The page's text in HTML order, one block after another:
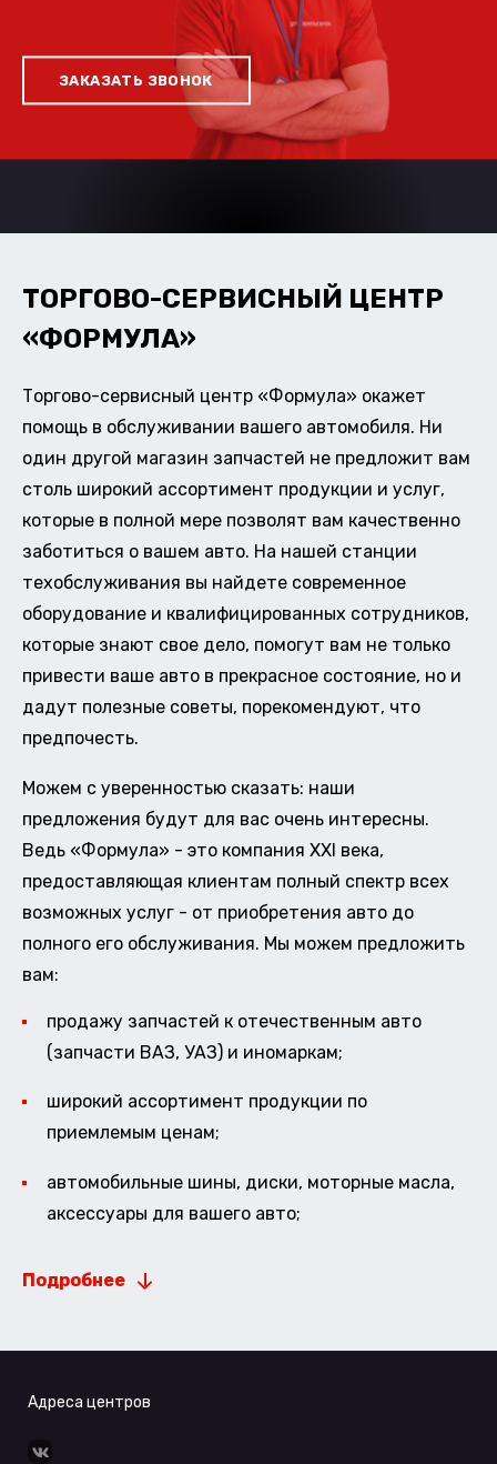
ЗАКАЗАТЬ ЗВОНОК
ТОРГОВО-СЕРВИСНЫЙ ЦЕНТР
«ФОРМУЛА»
Торгово-сервисный центр «Формула» окажет
помощь в обслуживании вашего автомобиля. Ни
один другой магазин запчастей не предложит вам
столь широкий ассортимент продукции и услуг,
которые в полной мере позволят вам качественно
заботиться о вашем авто. На нашей станции
техобслуживания вы найдете современное
оборудование и квалифицированных сотрудников,
которые знают свое дело, помогут вам не только
привести ваше авто в прекрасное состояние, но и
дадут полезные советы, порекомендуют, что
предпочесть.
Можем с уверенностью сказать: наши
предложения будут для вас очень интересны.
Ведь «Формула» - это компания XXI века,
предоставляющая клиентам полный спектр всех
возможных услуг - от приобретения авто до
полного его обслуживания. Мы можем предложить
вам:
продажу запчастей к отечественным авто
(запчасти ВАЗ, УАЗ) и иномаркам;
широкий ассортимент продукции по
приемлемым ценам;
автомобильные шины, диски, моторные масла,
аксессуары для вашего авто;
Подробнее
Адреса центров